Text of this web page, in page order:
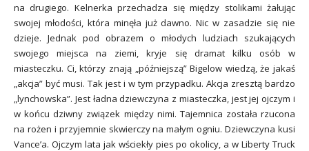
na drugiego. Kelnerka przechadza się między stolikami żałując
swojej młodości, która minęła już dawno. Nic w zasadzie się nie
dzieje. Jednak pod obrazem o młodych ludziach szukających
swojego miejsca na ziemi, kryje się dramat kilku osób w
miasteczku. Ci, którzy znają „późniejszą” Bigelow wiedzą, że jakaś
„akcja” być musi. Tak jest i w tym przypadku. Akcja zresztą bardzo
„lynchowska”. Jest ładna dziewczyna z miasteczka, jest jej ojczym i
w końcu dziwny związek między nimi. Tajemnica została rzucona
na rożen i przyjemnie skwierczy na małym ogniu. Dziewczyna kusi
Vance’a. Ojczym lata jak wściekły pies po okolicy, a w Liberty Truck